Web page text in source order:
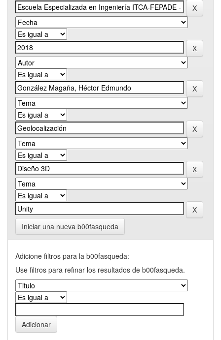
Iniciar una nueva b00fasqueda
Adicione filtros para la b00fasqueda:
Use filtros para refinar los resultados de b00fasqueda.